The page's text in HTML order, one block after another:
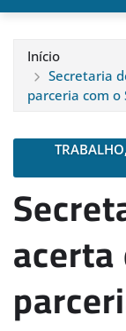
Início
Secretaria
parceria com o